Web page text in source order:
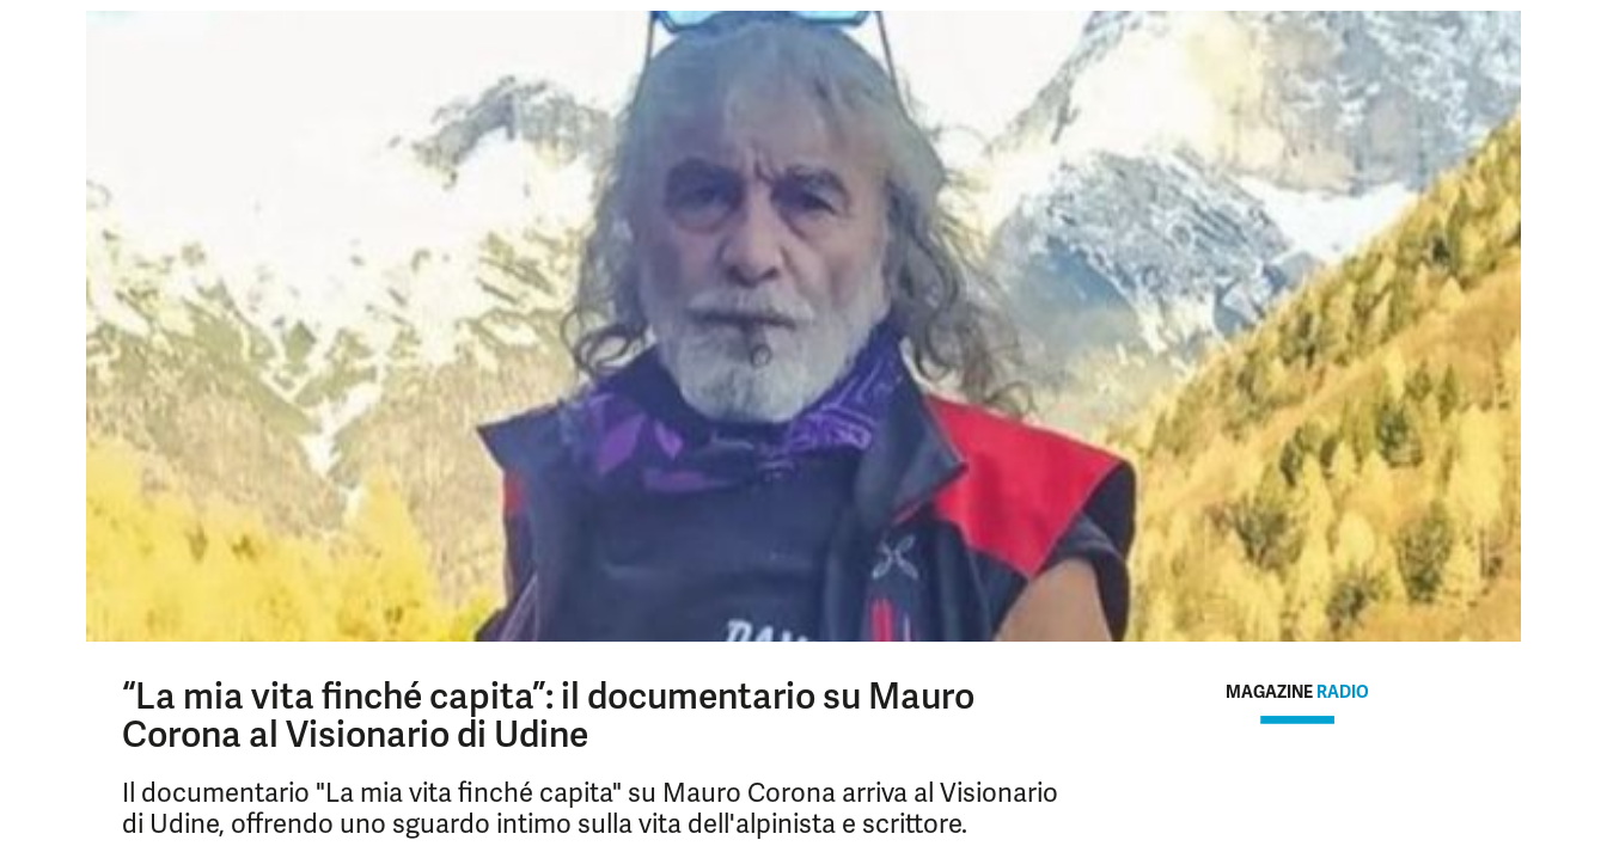
“La mia vita finché capita”: il documentario su Mauro
Corona al Visionario di Udine
Il documentario "La mia vita finché capita" su Mauro Corona arriva al Visionario
di Udine, offrendo uno sguardo intimo sulla vita dell'alpinista e scrittore.
MAGAZINE RADIO